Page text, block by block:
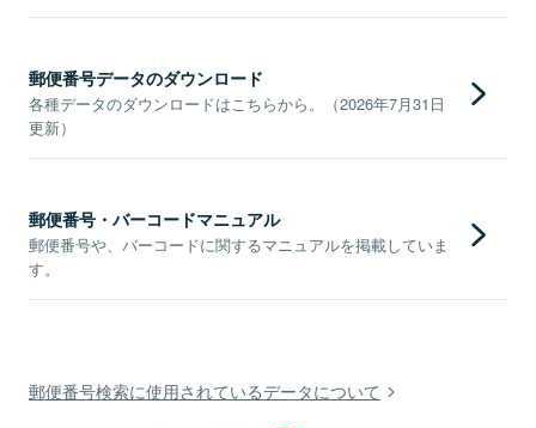
郵便番号データのダウンロード
各種データのダウンロードはこちらから。（2026年7月31日
更新）
郵便番号・バーコードマニュアル
郵便番号や、バーコードに関するマニュアルを掲載していま
す。
郵便番号検索に使用されているデータについて